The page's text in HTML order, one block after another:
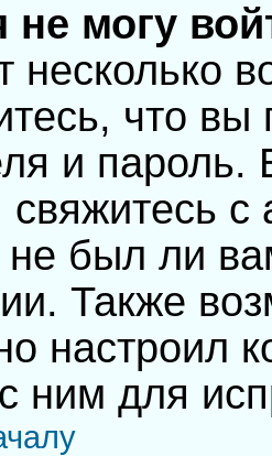
не могу
несколько
что
и
свяжитесь
не был ли
Также
настроил
ним для